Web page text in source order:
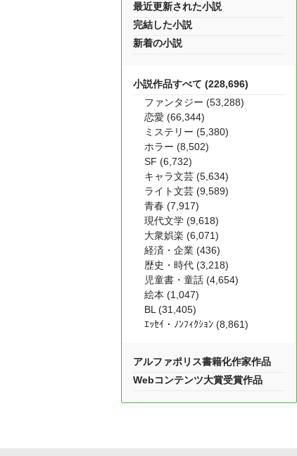
最近更新された小説
完結した小説
新着の小説
小説作品すべて (228,696)
ファンタジー (53,288)
恋愛 (66,344)
ミステリー (5,380)
ホラー (8,502)
SF (6,732)
キャラ文芸 (5,634)
ライト文芸 (9,589)
青春 (7,917)
現代文学 (9,618)
大衆娯楽 (6,071)
経済・企業 (436)
歴史・時代 (3,218)
児童書・童話 (4,654)
絵本 (1,047)
BL (31,405)
ｴｯｾｲ・ﾉﾝﾌｨｸｼｮﾝ (8,861)
アルファポリス書籍化作家作品
Webコンテンツ大賞受賞作品